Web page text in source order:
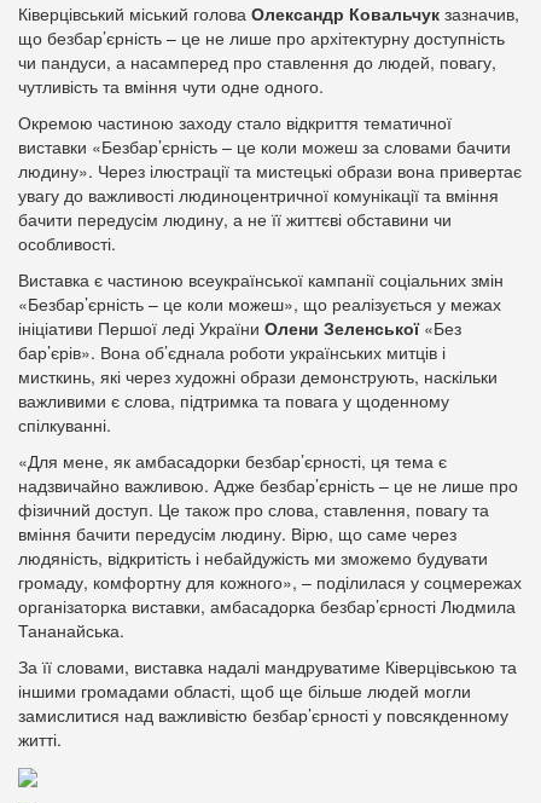
Ківерцівський міський голова Олександр Ковальчук зазначив,
що безбар’єрність – це не лише про архітектурну доступність
чи пандуси, а насамперед про ставлення до людей, повагу,
чутливість та вміння чути одне одного.
Окремою частиною заходу стало відкриття тематичної
виставки «Безбар’єрність – це коли можеш за словами бачити
людину». Через ілюстрації та мистецькі образи вона привертає
увагу до важливості людиноцентричної комунікації та вміння
бачити передусім людину, а не її життєві обставини чи
особливості.
Виставка є частиною всеукраїнської кампанії соціальних змін
«Безбар’єрність – це коли можеш», що реалізується у межах
ініціативи Першої леді України Олени Зеленської«Без
бар’єрів». Вона об’єднала роботи українських митців і
мисткинь, які через художні образи демонструють, наскільки
важливими є слова, підтримка та повага у щоденному
спілкуванні.
«Для мене, як амбасадорки безбар’єрності, ця тема є
надзвичайно важливою. Адже безбар’єрність – це не лише про
фізичний доступ. Це також про слова, ставлення, повагу та
вміння бачити передусім людину. Вірю, що саме через
людяність, відкритість і небайдужість ми зможемо будувати
громаду, комфортну для кожного», – поділилася у соцмережах
організаторка виставки, амбасадорка безбар’єрності Людмила
Тананайська.
За її словами, виставка надалі мандруватиме Ківерцівською та
іншими громадами області, щоб ще більше людей могли
замислитися над важливістю безбар’єрності у повсякденному
житті.